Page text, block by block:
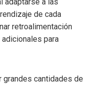
de cada
retroalimentación
para
grandes cantidades de